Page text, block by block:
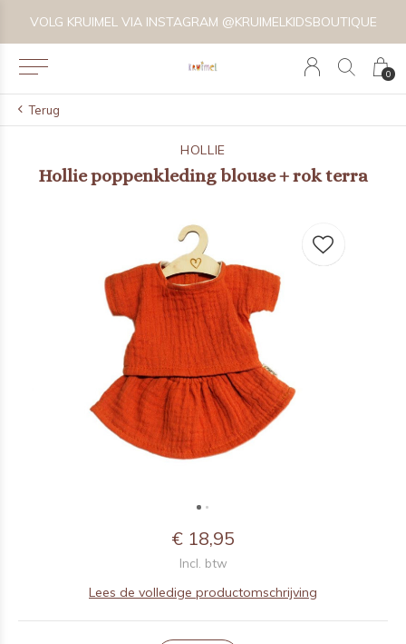
0
VOLG KRUIMEL VIA INSTAGRAM @KRUIMELKIDSBOUTIQUE
Terug
HOLLIE
Hollie poppenkleding blouse + rok terra
€ 18,95
Incl. btw
Lees de volledige productomschrijving